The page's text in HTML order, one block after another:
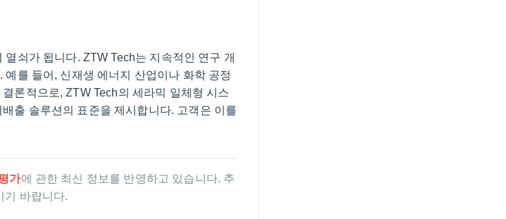
쇠가 됩니다. ZTW Tech는 지속적인 연구 개
를 들어, 신재생 에너지 산업이나 화학 공정
론적으로, ZTW Tech의 세라믹 일체형 시스
출 솔루션의 표준을 제시합니다. 고객은 이를
가에 관한 최신 정보를 반영하고 있습니다. 추
기 바랍니다.